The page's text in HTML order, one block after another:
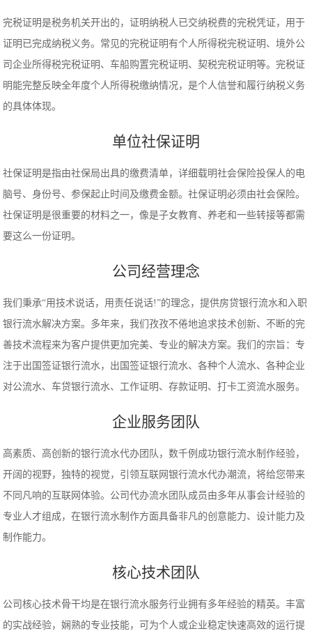
完税证明是税务机关开出的，证明纳税人已交纳税费的完税凭证，用于
证明已完成纳税义务。常见的完税证明有个人所得税完税证明、境外公
司企业所得税完税证明、车船购置完税证明、契税完税证明等。完税证
明能完整反映全年度个人所得税缴纳情况，是个人信誉和履行纳税义务
的具体体现。
单位社保证明
社保证明是指由社保局出具的缴费清单，详细载明社会保险投保人的电
脑号、身份号、参保起止时间及缴费金额。社保证明必须由社会保险。
社保证明是很重要的材料之一，像是子女教育、养老和一些转接等都需
要这么一份证明。
公司经营理念
我们秉承“用技术说话，用责任说话!”的理念，提供房贷银行流水和入职
银行流水解决方案。多年来，我们孜孜不倦地追求技术创新、不断的完
善技术流程来为客户提供更加完美、专业的解决方案。我们的宗旨：专
注于出国签证银行流水，出国签证银行流水、各种个人流水、各种企业
对公流水、车贷银行流水、工作证明、存款证明、打卡工资流水服务。
企业服务团队
高素质、高创新的银行流水代办团队，数千例成功银行流水制作经验，
开阔的视野，独特的视觉，引领互联网银行流水代办潮流，将给您带来
不同凡响的互联网体验。公司代办流水团队成员由多年从事会计经验的
专业人才组成，在银行流水制作方面具备非凡的创意能力、设计能力及
制作能力。
核心技术团队
公司核心技术骨干均是在银行流水服务行业拥有多年经验的精英。丰富
的实战经验，娴熟的专业技能，可为个人或企业稳定快速高效的运行提